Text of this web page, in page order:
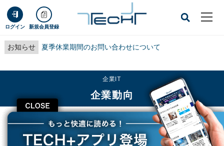
ログイン 新規会員登録
お知らせ 夏季休業期間のお問い合わせについて
CLOSE
企業IT
企業動向
TECH+ 企業IT
企業動向
自然エネルギーを利用したハイブリッド自動車船が2012年6月に竣工予定